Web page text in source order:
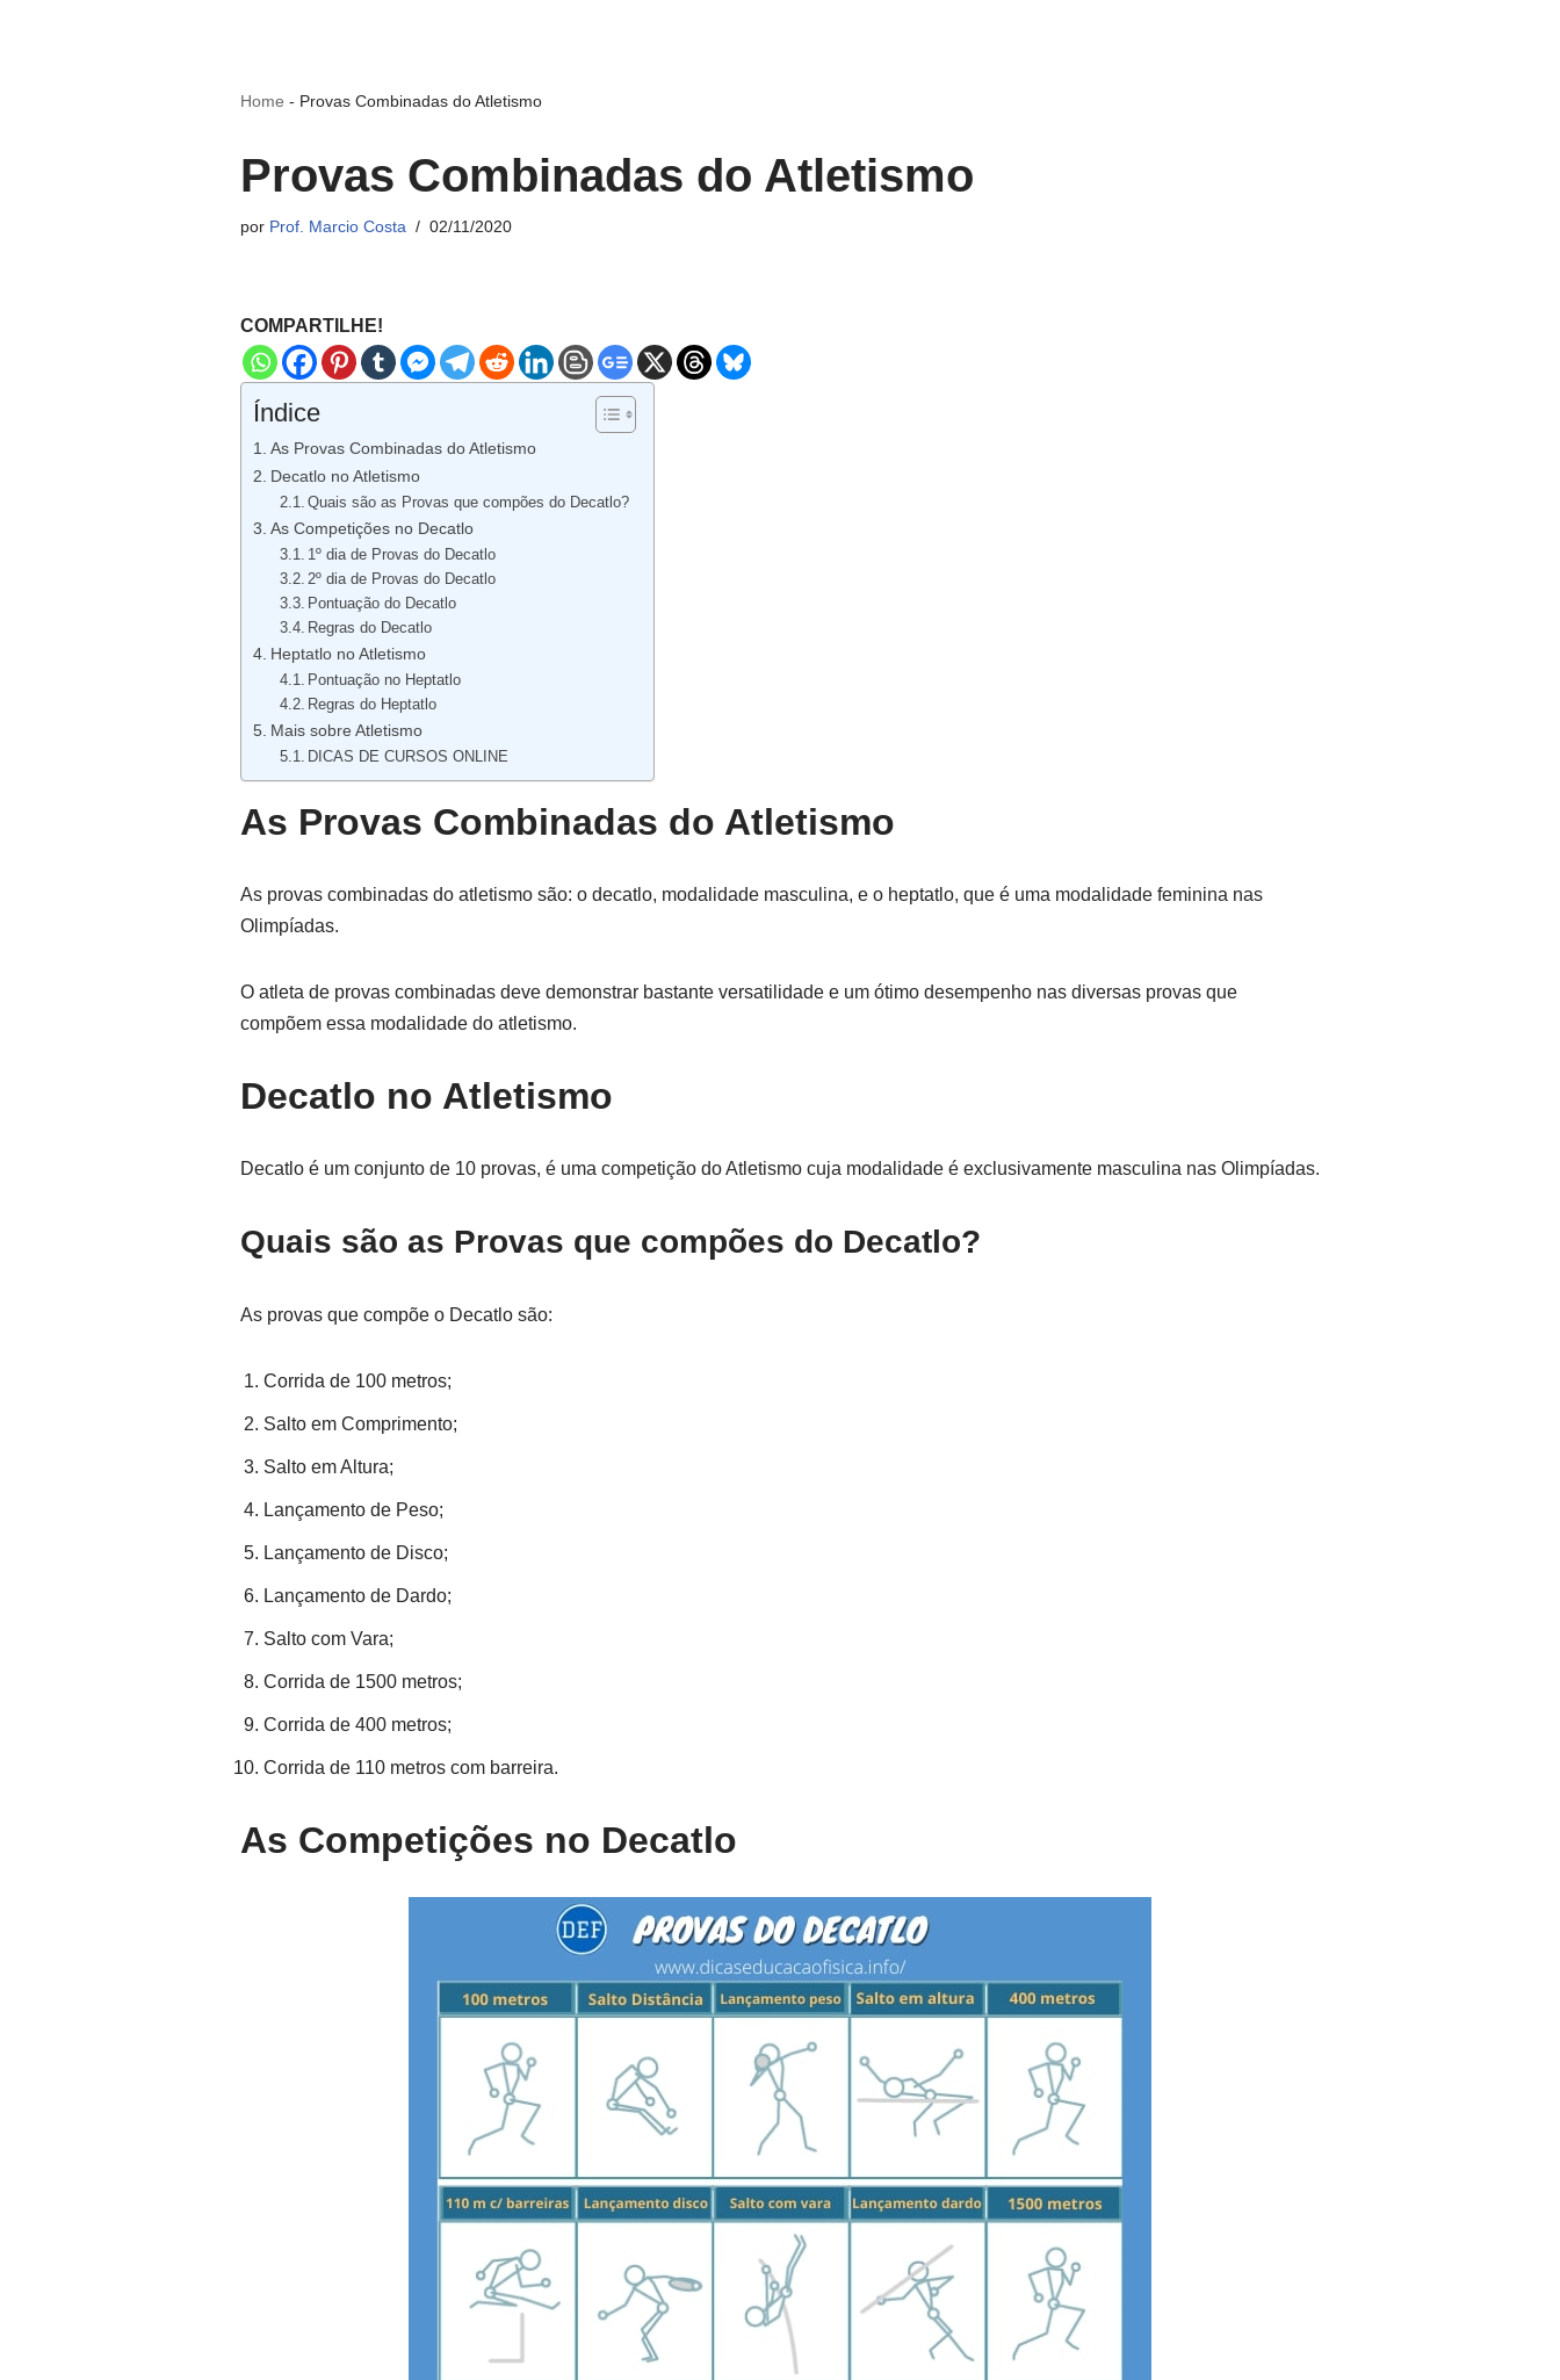
Home - Provas Combinadas do Atletismo
Provas Combinadas do Atletismo
por Prof. Marcio Costa 02/11/2020
COMPARTILHE!
Índice
As Provas Combinadas do Atletismo
Decatlo no Atletismo
Quais são as Provas que compões do Decatlo?
As Competições no Decatlo
1º dia de Provas do Decatlo
2º dia de Provas do Decatlo
Pontuação do Decatlo
Regras do Decatlo
Heptatlo no Atletismo
Pontuação no Heptatlo
Regras do Heptatlo
Mais sobre Atletismo
DICAS DE CURSOS ONLINE
As Provas Combinadas do Atletismo
As provas combinadas do atletismo são: o decatlo, modalidade masculina, e o heptatlo, que é uma modalidade feminina nas
Olimpíadas.
O atleta de provas combinadas deve demonstrar bastante versatilidade e um ótimo desempenho nas diversas provas que
compõem essa modalidade do atletismo.
Decatlo no Atletismo
Decatlo é um conjunto de 10 provas, é uma competição do Atletismo cuja modalidade é exclusivamente masculina nas Olimpíadas.
Quais são as Provas que compões do Decatlo?
As provas que compõe o Decatlo são:
Corrida de 100 metros;
Salto em Comprimento;
Salto em Altura;
Lançamento de Peso;
Lançamento de Disco;
Lançamento de Dardo;
Salto com Vara;
Corrida de 1500 metros;
Corrida de 400 metros;
Corrida de 110 metros com barreira.
As Competições no Decatlo